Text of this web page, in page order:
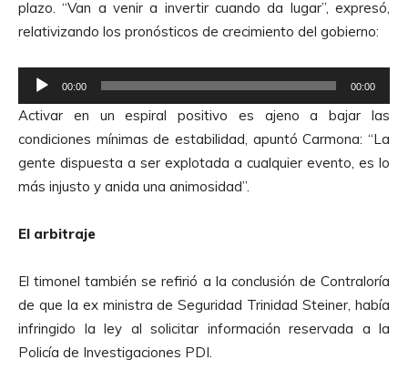
c
t
o
d
e
A
u
i
plazo. “Van a venir a invertir cuando da lugar”, expresó,
relativizando los pronósticos de crecimiento del gobierno:
e
p
r
o
d
c
o
r
d
e
00:00 00:00
Activar en un espiral positivo es ajeno a bajar las
condiciones mínimas de estabilidad, apuntó Carmona: “La
gente dispuesta a ser explotada a cualquier evento, es lo
más injusto y anida una animosidad”.
El arbitraje
El timonel también se refirió a la conclusión de Contraloría
de que la ex ministra de Seguridad Trinidad Steiner, había
infringido la ley al solicitar información reservada a la
Policía de Investigaciones PDI.